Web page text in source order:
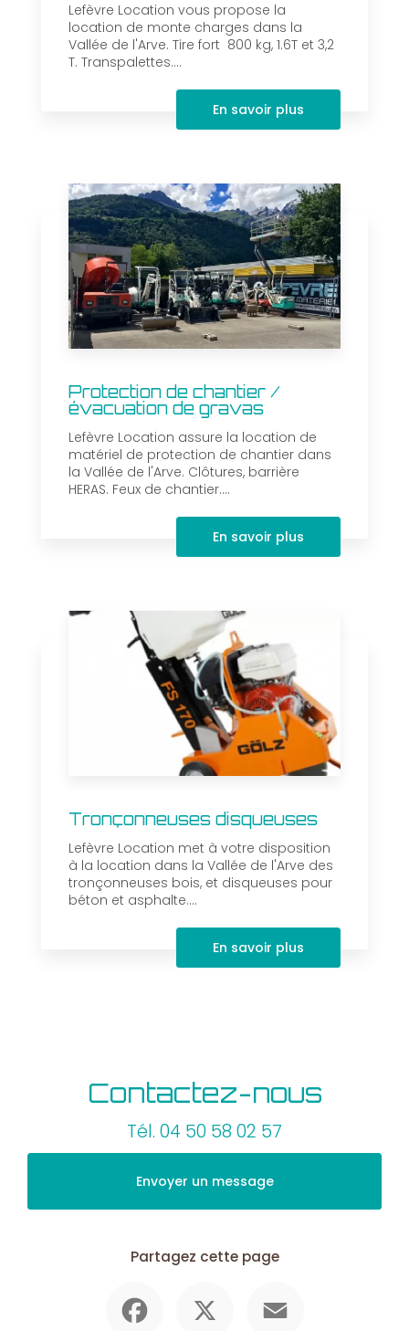
Lefèvre Location vous propose la
location de monte charges dans la
Vallée de l'Arve. Tire fort 800 kg, 1.6T et 3,2
T. Transpalettes....
En savoir plus
Protection de chantier /
évacuation de gravas
Lefèvre Location assure la location de
matériel de protection de chantier dans
la Vallée de l'Arve. Clôtures, barrière
HERAS. Feux de chantier....
En savoir plus
Tronçonneuses disqueuses
Lefèvre Location met à votre disposition
à la location dans la Vallée de l'Arve des
tronçonneuses bois, et disqueuses pour
béton et asphalte....
En savoir plus
Contactez-nous
Tél. 04 50 58 02 57
Envoyer un message
Partagez cette page